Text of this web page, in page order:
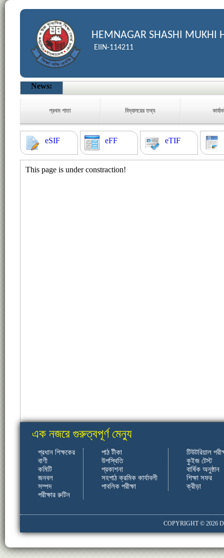
HEMNAGAR SHASHI MUKHI
EIIN-114211
News:
প্রথম পাতা বিদ্যালয়ের তথ্য
eSIF eFF eTIF
This page is under constraction!
এক নজরে গুরুত্বপূর্ণ মেন্যু
প্রধান শিক্ষকের
বাণী
কমিটি
জনবল
সম্পদ
পরীক্ষার রুটিন
পাঠ টীকা
উপস্থিতি
প্রকাশনা
সহপাঠ ক্রমিক কার্যাবলী
পাবলিক পরীক্ষা
টিউটরিয়াল
কুইজ টেস্ট
বার্ষিক অনুষ্ঠান
শিক্ষা সফর
ক্রীড়া
COPYRIGHT © 2026